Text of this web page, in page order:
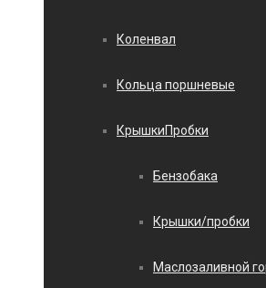
Коленвал
Кольца поршневые
КрышкиПробки
Бензобака
Крышки/пробки
Маслозаливной